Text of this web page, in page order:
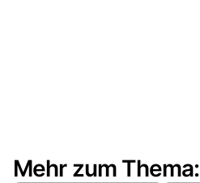
Mehr zum Thema: